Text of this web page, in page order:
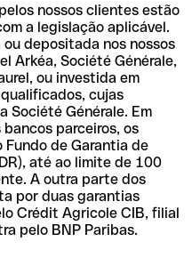
nossos clientes estão
a legislação aplicável.
depositada nos nossos
Arkéa, Société Générale,
ou investida em
cujas
Société Générale. Em
parceiros, os
de Garantia de
até ao limite de 100
A outra parte dos
por duas garantias
Crédit Agricole CIB, filial
pelo BNP Paribas.